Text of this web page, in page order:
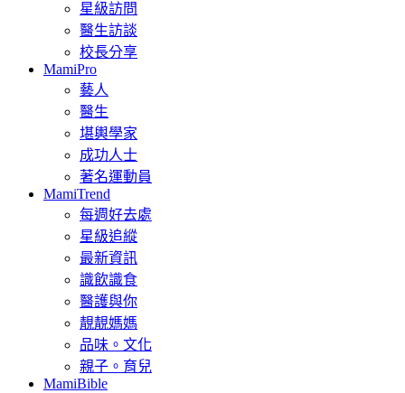
星級訪問
醫生訪談
校長分享
MamiPro
藝人
醫生
堪輿學家
成功人士
著名運動員
MamiTrend
每週好去處
星級追縱
最新資訊
識飲識食
醫護與你
靚靚媽媽
品味。文化
親子。育兒
MamiBible